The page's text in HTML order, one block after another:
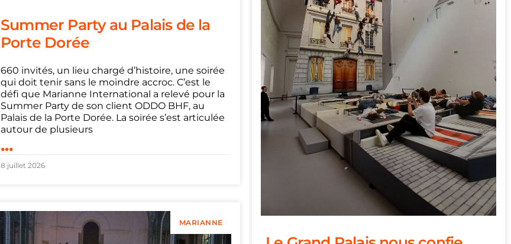
Summer Party au Palais de la
Porte Dorée
660 invités, un lieu chargé d’histoire, une soirée
qui doit tenir sans le moindre accroc. C’est le
défi que Marianne International a relevé pour la
Summer Party de son client ODDO BHF, au
Palais de la Porte Dorée. La soirée s’est articulée
autour de plusieurs
...
8 juillet 2026
MARIANNE